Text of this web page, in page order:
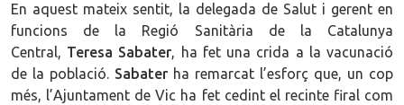
En aquest mateix sentit, la delegada de Salut i gerent en
funcions de la Regió Sanitària de la Catalunya
Central, Teresa Sabater, ha fet una crida a la vacunació
de la població. Sabater ha remarcat l’esforç que, un cop
més, l’Ajuntament de Vic ha fet cedint el recinte firal com